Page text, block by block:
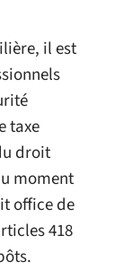
il est
taxe
droit
moment
office de
418